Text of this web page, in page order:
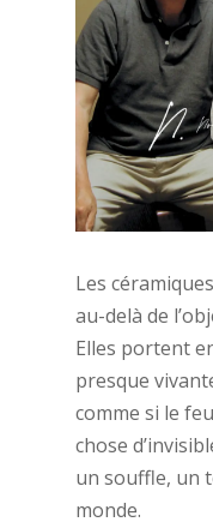
Les
au-delà de
Elles portent
presque
comme si le
chose
un souffle, un
monde.